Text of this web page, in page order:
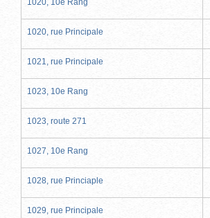
1020, rue Principale
1021, rue Principale
1023, 10e Rang
1023, route 271
1027, 10e Rang
1028, rue Princiaple
1029, rue Principale